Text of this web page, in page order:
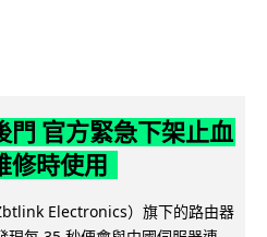
門 官方緊急下架止血
修時使用
Electronics）旗下的路由器